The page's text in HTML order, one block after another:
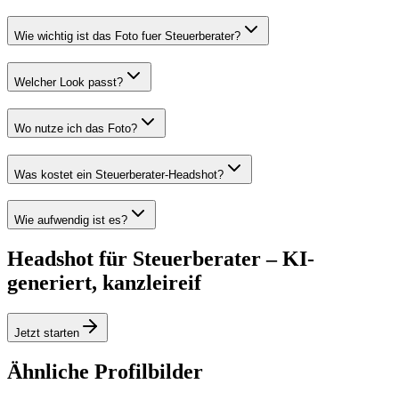
Wie wichtig ist das Foto fuer Steuerberater?
Welcher Look passt?
Wo nutze ich das Foto?
Was kostet ein Steuerberater-Headshot?
Wie aufwendig ist es?
Headshot für Steuerberater – KI-
generiert, kanzleireif
Jetzt starten
Ähnliche Profilbilder